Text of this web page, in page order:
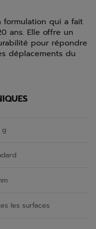
formulation qui a fait
ans. Elle offre un
pour répondre
déplacements du
g
les surfaces